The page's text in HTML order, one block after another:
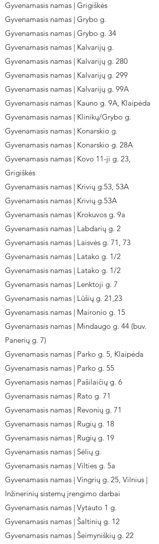
Gyvenamasis namas | Grigiškės
Gyvenamasis namas | Grybo g.
Gyvenamasis namas | Grybo g. 34
Gyvenamasis namas | Kalvarijų g.
Gyvenamasis namas | Kalvarijų g. 280
Gyvenamasis namas | Kalvarijų g. 299
Gyvenamasis namas | Kalvarijų g. 99A
Gyvenamasis namas | Kauno g. 9A, Klaipėda
Gyvenamasis namas | Klinikų/Grybo g.
Gyvenamasis namas | Konarskio g.
Gyvenamasis namas | Konarskio g. 28A
Gyvenamasis namas | Kovo 11-ji g. 23,
Grigiškės
Gyvenamasis namas | Krivių g.53, 53A
Gyvenamasis namas | Krivių g.53A
Gyvenamasis namas | Krokuvos g. 9a
Gyvenamasis namas | Labdarių g. 2
Gyvenamasis namas | Laisvės g. 71, 73
Gyvenamasis namas | Latako g. 1/2
Gyvenamasis namas | Latako g. 1/2
Gyvenamasis namas | Lenktoji g. 7
Gyvenamasis namas | Lūšių g. 21,23
Gyvenamasis namas | Maironio g. 15
Gyvenamasis namas | Mindaugo g. 44 (buv.
Panerių g. 7)
Gyvenamasis namas | Parko g. 5, Klaipėda
Gyvenamasis namas | Parko g. 55
Gyvenamasis namas | Pašilaičių g. 6
Gyvenamasis namas | Rato g. 71
Gyvenamasis namas | Revonių g. 71
Gyvenamasis namas | Rugių g. 18
Gyvenamasis namas | Rugių g. 19
Gyvenamasis namas | Sėlių g.
Gyvenamasis namas | Vilties g. 5a
Gyvenamasis namas | Vingrių g. 25, Vilnius |
Inžinerinių sistemų įrengimo darbai
Gyvenamasis namas | Vytauto 1 g.
Gyvenamasis namas | Šaltinių g. 12
Gyvenamasis namas | Šeimyniškių g. 22